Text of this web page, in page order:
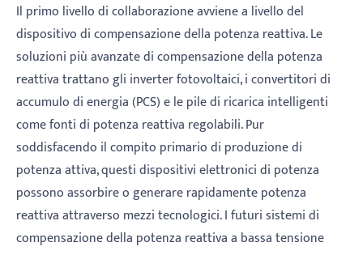
Il primo livello di collaborazione avviene a livello del
dispositivo di compensazione della potenza reattiva. Le
soluzioni più avanzate di compensazione della potenza
reattiva trattano gli inverter fotovoltaici, i convertitori di
accumulo di energia (PCS) e le pile di ricarica intelligenti
come fonti di potenza reattiva regolabili. Pur
soddisfacendo il compito primario di produzione di
potenza attiva, questi dispositivi elettronici di potenza
possono assorbire o generare rapidamente potenza
reattiva attraverso mezzi tecnologici. I futuri sistemi di
compensazione della potenza reattiva a bassa tensione